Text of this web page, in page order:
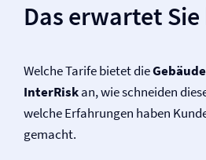
Das erwartet
Welche Tarife bietet die
InterRiskan, wie schneiden
welche Erfahrungen haben
gemacht.